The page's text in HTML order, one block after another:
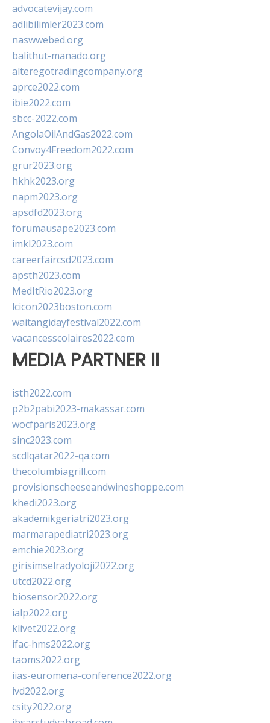
advocatevijay.com
adlibilimler2023.com
naswwebed.org
balithut-manado.org
alteregotradingcompany.org
aprce2022.com
ibie2022.com
sbcc-2022.com
AngolaOilAndGas2022.com
Convoy4Freedom2022.com
grur2023.org
hkhk2023.org
napm2023.org
apsdfd2023.org
forumausape2023.com
imkl2023.com
careerfaircsd2023.com
apsth2023.com
MedItRio2023.org
lcicon2023boston.com
waitangidayfestival2022.com
vacancesscolaires2022.com
MEDIA PARTNER II
isth2022.com
p2b2pabi2023-makassar.com
wocfparis2023.org
sinc2023.com
scdlqatar2022-qa.com
thecolumbiagrill.com
provisionscheeseandwineshoppe.com
khedi2023.org
akademikgeriatri2023.org
marmarapediatri2023.org
emchie2023.org
girisimselradyoloji2022.org
utcd2022.org
biosensor2022.org
ialp2022.org
klivet2022.org
ifac-hms2022.org
taoms2022.org
iias-euromena-conference2022.org
ivd2022.org
csity2022.org